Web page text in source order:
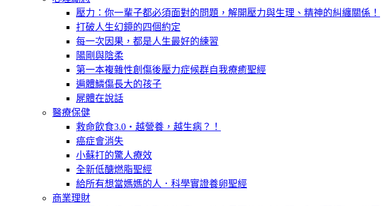
壓力：你一輩子都必須面對的問題，解開壓力與生理、精神的糾纏關係！
打破人生幻鏡的四個約定
每一次因果，都是人生最好的練習
陽剛與陰柔
第一本複雜性創傷後壓力症候群自我療癒聖經
遍體鱗傷長大的孩子
屍體在說話
醫療保健
救命飲食3.0‧越營養，越生病？！
癌症會消失
小蘇打的驚人療效
全新低醣燃脂聖經
給所有想當媽媽的人．科學實證養卵聖經
商業理財